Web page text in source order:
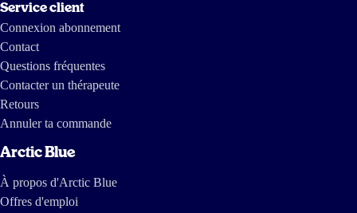
Service client
Connexion abonnement
Contact
Questions fréquentes
Contacter un thérapeute
Retours
Annuler ta commande
Arctic Blue
À propos d'Arctic Blue
Offres d'emploi